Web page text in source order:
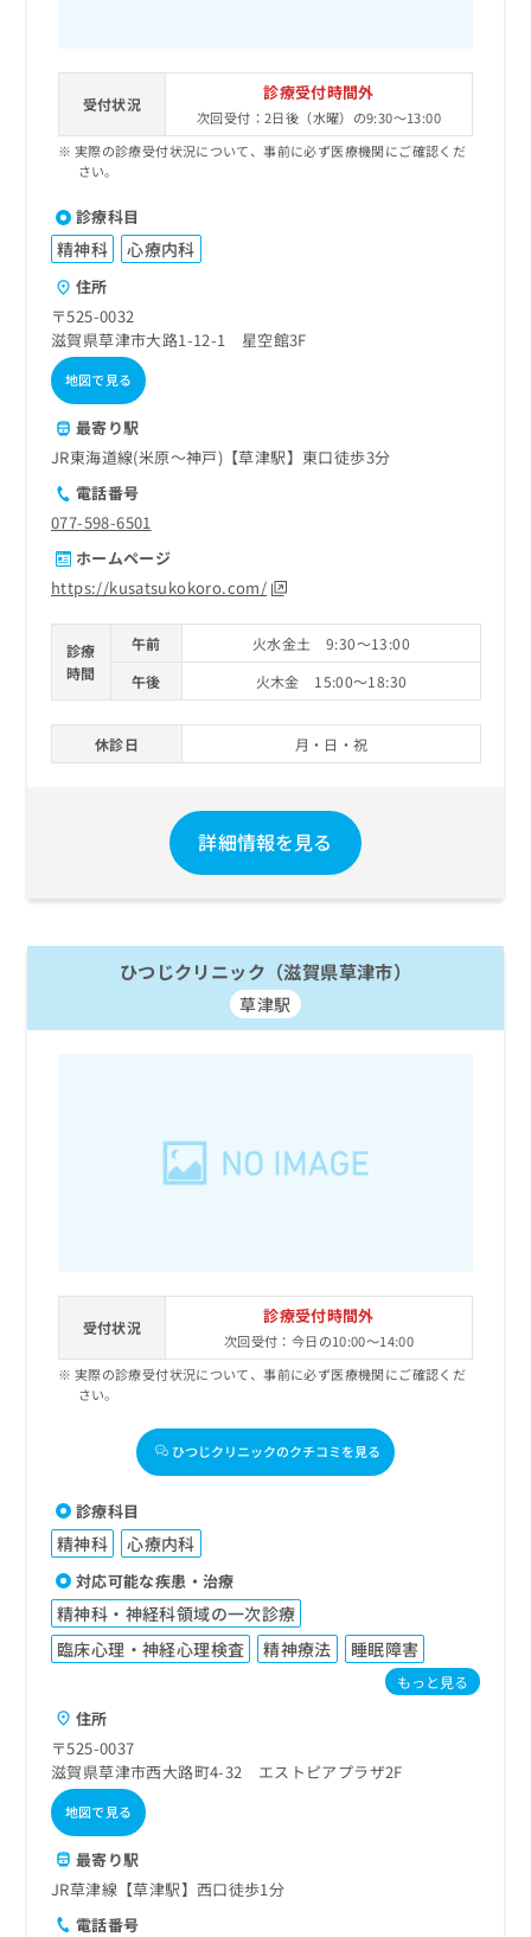
受付状況
診療受付時間外
次回受付：2日後（水曜）の9:30～13:00
実際の診療受付状況について、事前に必ず医療機関にご確認くだ
さい。
診療科目
精神科 心療内科
住所
〒525-0032
滋賀県草津市大路1-12-1 星空館3F
地図で見る
最寄り駅
JR東海道線(米原～神戸)【草津駅】東口徒歩3分
電話番号
077-598-6501
ホームページ
https://kusatsukokoro.com/
診療
時間
午前
火水金土 9:30～13:00
午後
火木金 15:00～18:30
休診日 月・日・祝
詳細情報を見る
ひつじクリニック（滋賀県草津市）
草津駅
受付状況
診療受付時間外
次回受付：今日の10:00～14:00
実際の診療受付状況について、事前に必ず医療機関にご確認くだ
さい。
ひつじクリニックのクチコミを見る
診療科目
精神科 心療内科
対応可能な疾患・治療
精神科・神経科領域の一次診療
臨床心理・神経心理検査
精神療法 睡眠障害
もっと見る
住所
〒525-0037
滋賀県草津市西大路町4-32 エストピアプラザ2F
地図で見る
最寄り駅
JR草津線【草津駅】西口徒歩1分
電話番号